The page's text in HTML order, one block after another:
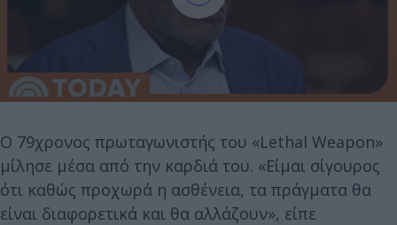
Ο 79χρονος πρωταγωνιστής του «Lethal Weapon»
μίλησε μέσα από την καρδιά του. «Είμαι σίγουρος
ότι καθώς προχωρά η ασθένεια, τα πράγματα θα
είναι διαφορετικά και θα αλλάζουν», είπε